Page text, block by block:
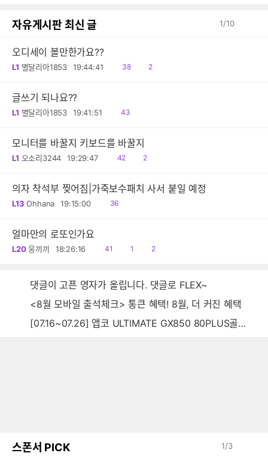
자유게시판 최신 글 1/10
오디세이 볼만한가요??
L1 별달리아1853 19:44:41
읽
38
댓
2
글쓰기 되나요??
L1 별달리아1853 19:41:51
읽
43
모니터를 바꿀지 키보드를 바꿀지
L1 오소리3244 19:29:47
읽
42
댓
2
의자 착석부 찢어짐|가죽보수패치 사서 붙일 예정
L13 Ohhana 19:15:00
읽
36
얼마만의 로또인가요
L20 웅끼끼 18:26:16
읽
41
공1
댓
2
댓글이 고픈 영자가 올립니다. 댓글로 FLEX~
<8월 모바일 출석체크> 통큰 혜택! 8월, 더 커진 혜택
[07.16~07.26] 앱코 ULTIMATE GX850 80PLUS골드 풀모듈러 ATX3.0 블랙
스폰서 PICK 1/3